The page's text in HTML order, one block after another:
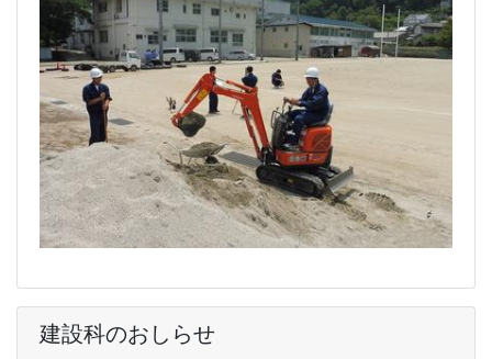
建設科のおしらせ